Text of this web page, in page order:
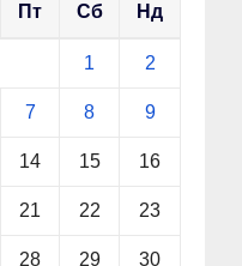
Пт Сб Нд
1 2
7 8 9
14 15 16
21 22 23
28 29 30